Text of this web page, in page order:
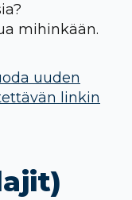
mihinkään.
uuden
linkin